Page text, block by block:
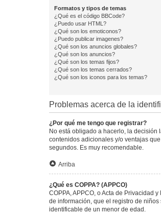
Formatos y tipos de temas
¿Qué es el código BBCode?
¿Puedo usar HTML?
¿Qué son los emoticonos?
¿Puedo publicar imagenes?
¿Qué son los anuncios globales?
¿Qué son los anuncios?
¿Qué son los temas fijos?
¿Qué son los temas cerrados?
¿Qué son los iconos para los temas?
Problemas acerca de la
¿Por qué me tengo que registrar?
No está obligado a hacerlo, la decisión
contenidos adicionales y/o ventajas
segundos. Es muy recomendable.
Arriba
¿Qué es COPPA? (APPCO)
COPPA, APPCO, o Acta de Privacidad
de información, que el registro de
identificable de un menor de edad.